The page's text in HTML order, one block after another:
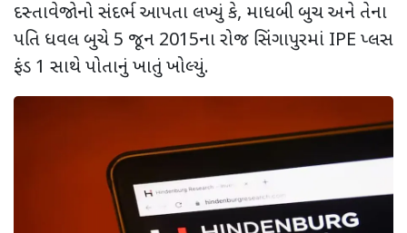
દસ્તાવેજોનો સંદર્ભ આપતા લખ્યું કે, માધબી બુચ અને તેના
પતિ ધવલ બુચે 5 જૂન 2015ના રોજ સિંગાપુરમાં IPE પ્લસ
ફંડ 1 સાથે પોતાનું ખાતું ખોલ્યું.